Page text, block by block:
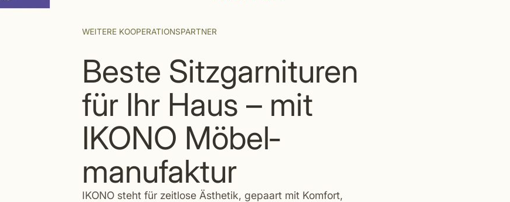
WEITERE KOOPERATIONSPARTNER
Beste Sitzgarnituren
für Ihr Haus – mit
IKONO Möbel­
manufaktur
IKONO steht für zeitlose Ästhetik, gepaart mit Komfort,